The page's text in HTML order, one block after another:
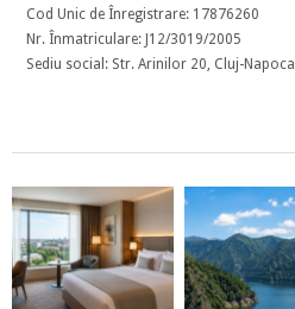
Cod Unic de Înregistrare: 17876260
Nr. Înmatriculare: J12/3019/2005
Sediu social: Str. Arinilor 20, Cluj-Napoca